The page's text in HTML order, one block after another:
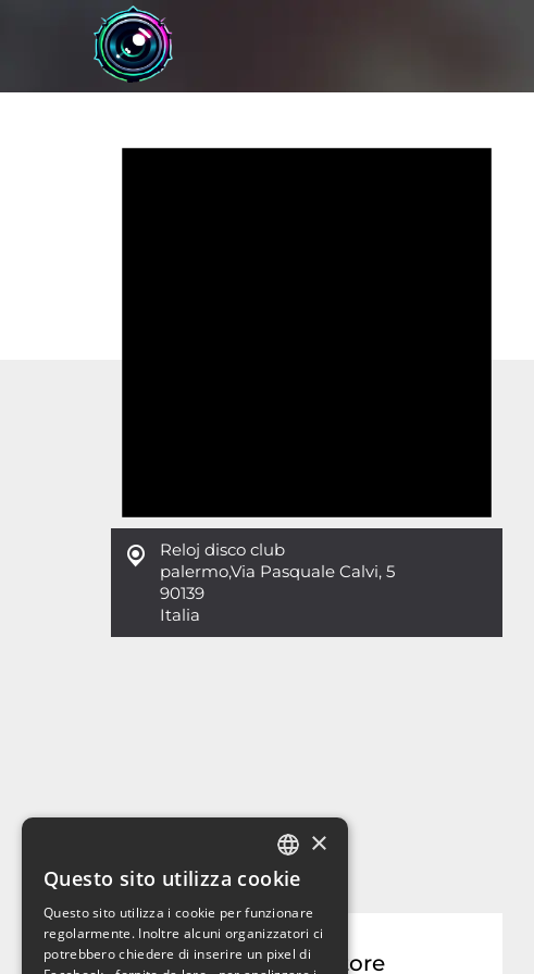
Reloj disco club
palermo,Via Pasquale Calvi, 5
90139
Italia
Organizzatore
ITALIAN
ENGLISH
×
Questo sito utilizza cookie
Questo sito utilizza i cookie per funzionare
regolarmente. Inoltre alcuni organizzatori ci
potrebbero chiedere di inserire un pixel di